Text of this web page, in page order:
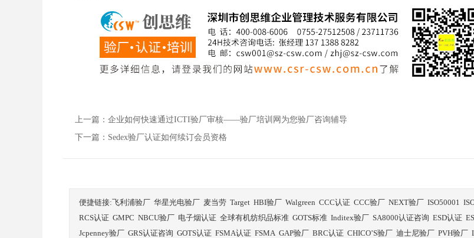
上一篇：企业如何快速通过ICTI验厂审核——验厂培训网为您验厂咨询辅导
下一篇：Sedex验厂认证如何续订会员资格
便捷链接:飞利浦验厂 华星光电验厂 麦当劳 Target HBI验厂 Walgreen CCC认证 CCC验厂 NEXT验厂 ISO50001
RCS认证 GMPC NBCU验厂 电子烟认证 全球有机纺织品标准 GOTS标准 Inditex验厂 SA8000认证咨询 ESD认证
Jcpenney验厂 GRS认证咨询 GOTS认证 FSMA认证 FSMA GAP验厂 BRC认证 CHICO’S验厂 迪士尼验厂 PVH验厂